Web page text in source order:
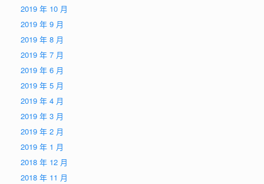
2019 年 10 月
2019 年 9 月
2019 年 8 月
2019 年 7 月
2019 年 6 月
2019 年 5 月
2019 年 4 月
2019 年 3 月
2019 年 2 月
2019 年 1 月
2018 年 12 月
2018 年 11 月